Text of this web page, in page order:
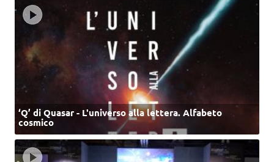
‘Q’ di Quasar - L'universo alla lettera. Alfabeto
cosmico